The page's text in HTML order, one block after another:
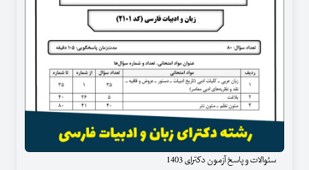
سئوالات و پاسخ آزمون دکترای 1403